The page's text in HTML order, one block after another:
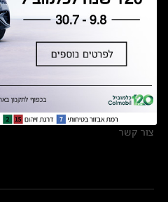
מצאו אותנו
אולמות תצוגה
מרכזי שירות
צור קשר